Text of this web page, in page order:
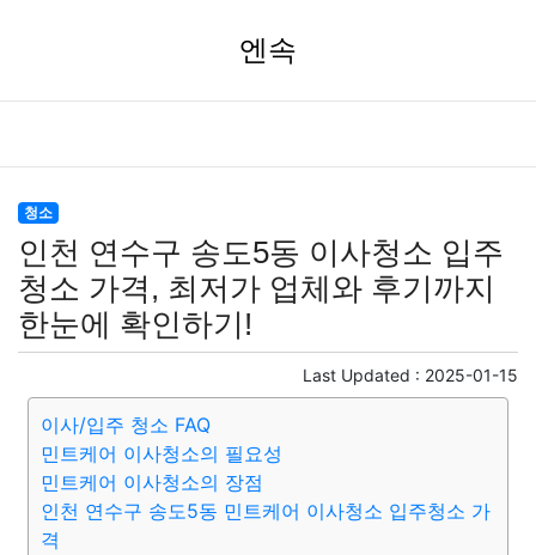
엔속
청소
인천 연수구 송도5동 이사청소 입주
청소 가격, 최저가 업체와 후기까지
한눈에 확인하기!
Last Updated : 2025-01-15
이사/입주 청소 FAQ
민트케어 이사청소의 필요성
민트케어 이사청소의 장점
인천 연수구 송도5동 민트케어 이사청소 입주청소 가
격